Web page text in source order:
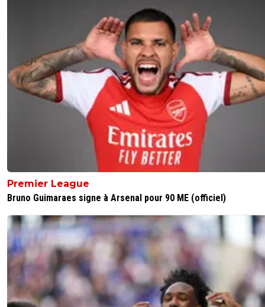
Premier League
Bruno Guimaraes signe à Arsenal pour 90 ME (officiel)